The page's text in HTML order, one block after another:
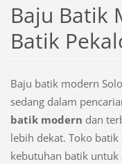
Baju Batik
Batik
Baju batik modern
sedang dalam
batik modern dan
lebih dekat. Toko
kebutuhan batik